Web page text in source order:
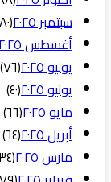
سبتمبر ٢٠٢٥
(٨٠)
أغسطس ٢٠٢٥
يوليو ٢٠٢٥
(٧٦)
يونيو ٢٠٢٥
(٤٠)
مايو ٢٠٢٥
(٦٦)
أبريل ٢٠٢٥
(٦٤)
مارس ٢٠٢٥
(٣٤)